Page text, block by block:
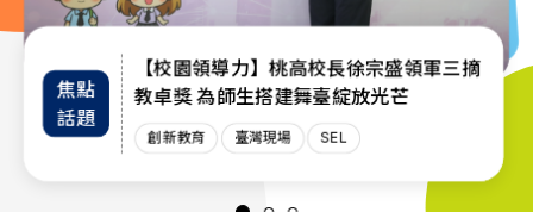
焦點
話題
【校園領導力】桃高校長徐宗盛領軍三摘
教卓獎 為師生搭建舞臺綻放光芒
創新教育 臺灣現場 SEL
教師
增能
教育部首辦「大專院校通識教育教師交流
工作坊」 共創AI與永續未來課堂
創新教育 臺灣現場 AI教育
趨勢
政策
退而不休，無私奉獻─教育部公布115年
教育奉獻獎獲獎名單
教師 教育奉獻獎 臺灣現場